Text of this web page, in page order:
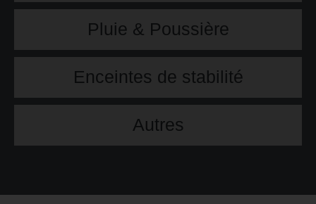
Pluie & Poussière
Enceintes de stabilité
Autres